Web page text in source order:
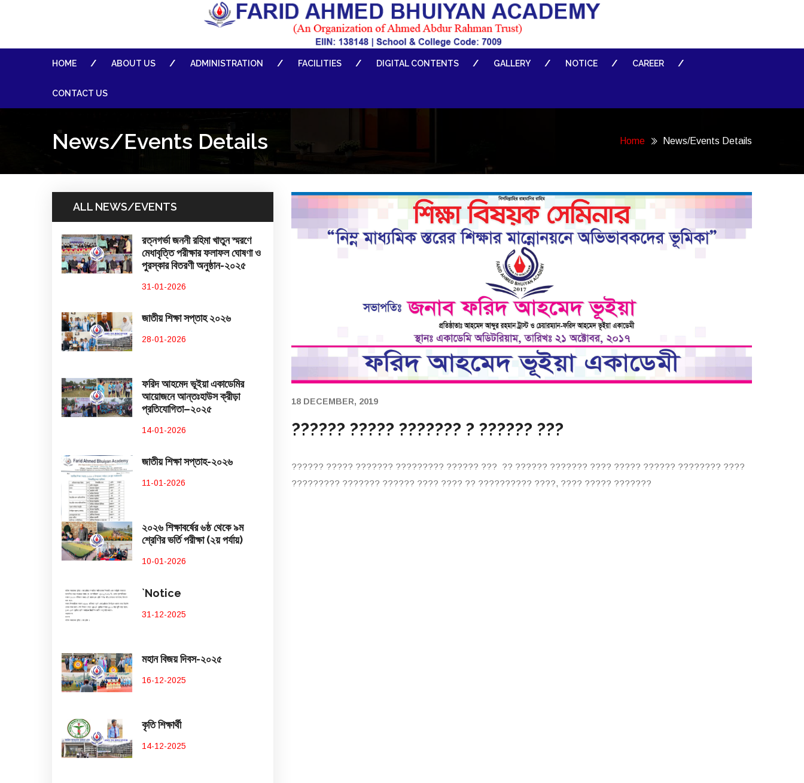
HOME ABOUT US ADMINISTRATION FACILITIES DIGITAL CONTENTS GALLERY NOTICE CAREER
CONTACT US
News/Events Details Home News/Events Details
18 DECEMBER, 2019
?????? ????? ??????? ? ?????? ???
?????? ????? ??????? ????????? ?????? ??? ?? ?????? ??????? ???? ????? ?????? ???????? ????
????????? ??????? ?????? ???? ???? ?? ?????????? ????, ???? ????? ???????
ALL NEWS/EVENTS
রত্নগর্ভা জননী রহিমা খাতুন স্মরণে
মেধাবৃত্তি পরীক্ষার ফলাফল ঘোষণা ও
পুরস্কার বিতরণী অনুষ্ঠান-২০২৫
31-01-2026
জাতীয় শিক্ষা সপ্তাহ ২০২৬
28-01-2026
ফরিদ আহমেদ ভূইয়া একাডেমির
আয়োজনে আন্তঃহাউস ক্রীড়া
প্রতিযোগিতা–২০২৫
14-01-2026
জাতীয় শিক্ষা সপ্তাহ-২০২৬
11-01-2026
২০২৬ শিক্ষাবর্ষের ৬ষ্ঠ থেকে ৯ম
শ্রেণির ভর্তি পরীক্ষা (২য় পর্যায়)
10-01-2026
`Notice
31-12-2025
মহান বিজয় দিবস-২০২৫
16-12-2025
কৃতি শিক্ষার্থী
14-12-2025